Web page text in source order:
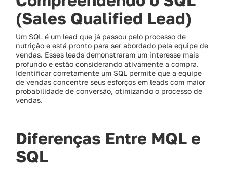
(Sales Qualified Lead)
Um SQL é um lead que já passou pelo processo de
nutrição e está pronto para ser abordado pela equipe de
vendas. Esses leads demonstraram um interesse mais
profundo e estão considerando ativamente a compra.
Identificar corretamente um SQL permite que a equipe
de vendas concentre seus esforços em leads com maior
probabilidade de conversão, otimizando o processo de
vendas.
Diferenças Entre MQL e
SQL